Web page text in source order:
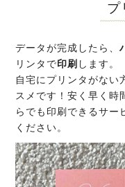
プ
データが完成したら、
リンタで印刷 します。
自宅にプリンタがない
スメです！安く早く時
らでも印刷できるサー
ください。